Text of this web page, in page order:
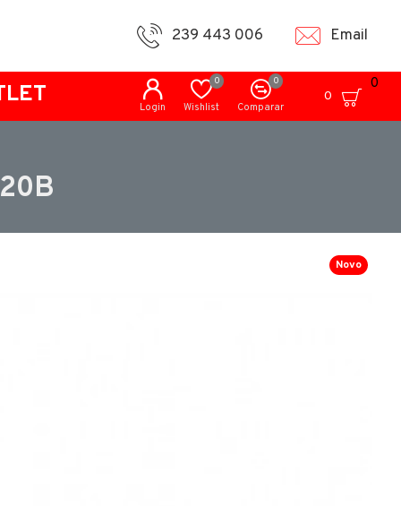
239 443 006 Email
Login Wishlist
0
Comparar
0
0
0
Novo